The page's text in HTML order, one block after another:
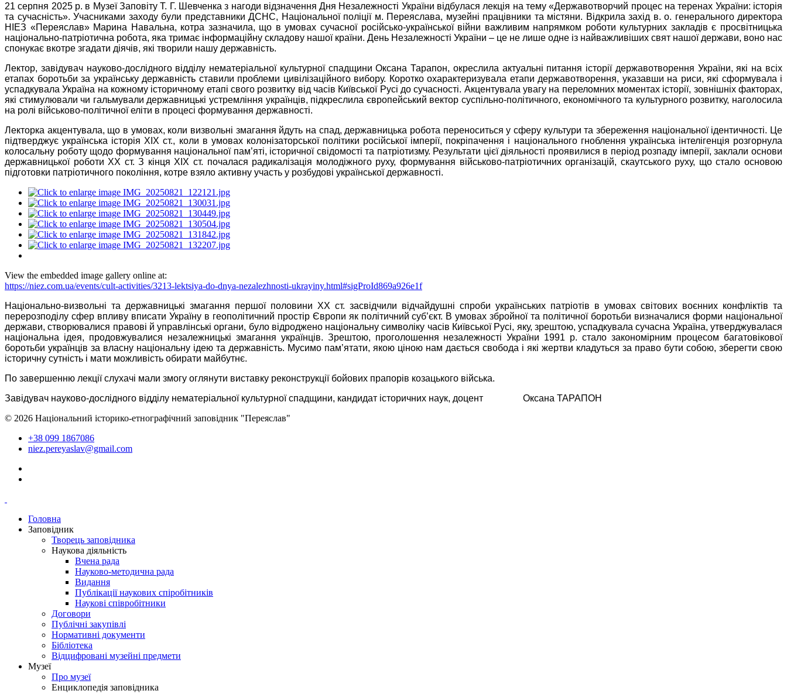
21 серпня 2025 р. в Музеї Заповіту Т. Г. Шевченка з нагоди відзначення Дня Незалежності України відбулася лекція на тему «Державотворчий процес на теренах України: історія
та сучасність». Учасниками заходу були представники ДСНС, Національної поліції м. Переяслава, музейні працівники та містяни. Відкрила захід в. о. генерального директора
НІЕЗ «Переяслав» Марина Навальна, котра зазначила, що в умовах сучасної російсько-української війни важливим напрямком роботи культурних закладів є просвітницька
національно-патріотична робота, яка тримає інформаційну складову нашої країни. День Незалежності України – це не лише одне із найважливіших свят нашої держави, воно нас
спонукає вкотре згадати діячів, які творили нашу державність.
Лектор, завідувач науково-дослідного відділу нематеріальної культурної спадщини Оксана Тарапон, окреслила актуальні питання історії державотворення України, які на всіх
етапах боротьби за українську державність ставили проблеми цивілізаційного вибору. Коротко охарактеризувала етапи державотворення, указавши на риси, які сформувала і
успадкувала Україна на кожному історичному етапі свого розвитку від часів Київської Русі до сучасності. Акцентувала увагу на переломних моментах історії, зовнішніх факторах,
які стимулювали чи гальмували державницькі устремління українців, підкреслила європейський вектор суспільно-політичного, економічного та культурного розвитку, наголосила
на ролі військово-політичної еліти в процесі формування державності.
Лекторка акцентувала, що в умовах, коли визвольні змагання йдуть на спад, державницька робота переноситься у сферу культури та збереження національної ідентичності. Це
підтверджує українська історія ХІХ ст., коли в умовах колонізаторської політики російської імперії, покріпачення і національного гноблення українська інтелігенція розгорнула
колосальну роботу щодо формування національної пам’яті, історичної свідомості та патріотизму. Результати цієї діяльності проявилися в період розпаду імперії, заклали основи
державницької роботи ХХ ст. З кінця ХІХ ст. почалася радикалізація молодіжного руху, формування військово-патріотичних організацій, скаутського руху, що стало основою
підготовки патріотичного покоління, котре взяло активну участь у розбудові української державності.
View the embedded image gallery online at:
https://niez.com.ua/events/cult-activities/3213-lektsiya-do-dnya-nezalezhnosti-ukrayiny.html#sigProId869a926e1f
Національно-визвольні та державницькі змагання першої половини ХХ ст. засвідчили відчайдушні спроби українських патріотів в умовах світових воєнних конфліктів та
перерозподілу сфер впливу вписати Україну в геополітичний простір Європи як політичний суб’єкт. В умовах збройної та політичної боротьби визначалися форми національної
держави, створювалися правові й управлінські органи, було відроджено національну символіку часів Київської Русі, яку, зрештою, успадкувала сучасна Україна, утверджувалася
національна ідея, продовжувалися незалежницькі змагання українців. Зрештою, проголошення незалежності України 1991 р. стало закономірним процесом багатовікової
боротьби українців за власну національну ідею та державність. Мусимо пам’ятати, якою ціною нам дається свобода і які жертви кладуться за право бути собою, зберегти свою
історичну сутність і мати можливість обирати майбутнє.
По завершенню лекції слухачі мали змогу оглянути виставку реконструкції бойових прапорів козацького війська.
Завідувач науково-дослідного відділу нематеріальної культурної спадщини, кандидат історичних наук, доцент Оксана ТАРАПОН
© 2026 Національний історико-етнографічний заповідник "Переяслав"
+38 099 1867086
niez.pereyaslav@gmail.com
Головна
Заповідник
Творець заповідника
Наукова діяльність
Вчена рада
Науково-методична рада
Видання
Публікації наукових спіробітників
Наукові співробітники
Договори
Публічні закупівлі
Нормативні документи
Бібліотека
Відцифровані музейні предмети
Музеї
Про музеї
Енциклопедія заповідника